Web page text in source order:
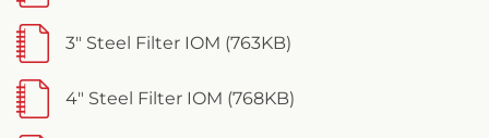
3" Steel Filter IOM (763KB)
4" Steel Filter IOM (768KB)